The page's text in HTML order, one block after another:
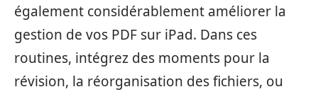
également considérablement améliorer la
gestion de vos PDF sur iPad. Dans ces
routines, intégrez des moments pour la
révision, la réorganisation des fichiers, ou